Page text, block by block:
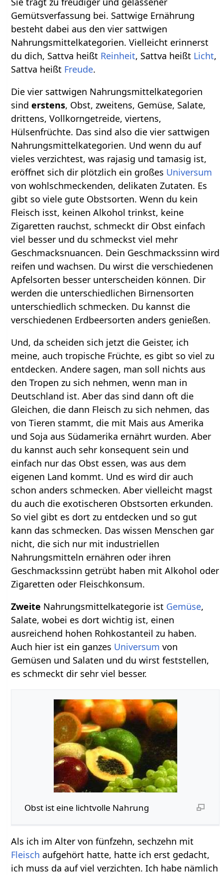
Gemütsverfassung bei. Sattwige Ernährung
besteht dabei aus den vier sattwigen
Nahrungsmittelkategorien. Vielleicht erinnerst
du dich, Sattva heißt Reinheit, Sattva heißt Licht,
Sattva heißt Freude.
Die vier sattwigen Nahrungsmittelkategorien
sinderstens, Obst, zweitens, Gemüse, Salate,
drittens, Vollkorngetreide, viertens,
Hülsenfrüchte. Das sind also die vier sattwigen
Nahrungsmittelkategorien. Und wenn du auf
vieles verzichtest, was rajasig und tamasig ist,
eröffnet sich dir plötzlich ein großes Universum
von wohlschmeckenden, delikaten Zutaten. Es
gibt so viele gute Obstsorten. Wenn du kein
Fleisch isst, keinen Alkohol trinkst, keine
Zigaretten rauchst, schmeckt dir Obst einfach
viel besser und du schmeckst viel mehr
Geschmacksnuancen. Dein Geschmackssinn wird
reifen und wachsen. Du wirst die verschiedenen
Apfelsorten besser unterscheiden können. Dir
werden die unterschiedlichen Birnensorten
unterschiedlich schmecken. Du kannst die
verschiedenen Erdbeersorten anders genießen.
Und, da scheiden sich jetzt die Geister, ich
meine, auch tropische Früchte, es gibt so viel zu
entdecken. Andere sagen, man soll nichts aus
den Tropen zu sich nehmen, wenn man in
Deutschland ist. Aber das sind dann oft die
Gleichen, die dann Fleisch zu sich nehmen, das
von Tieren stammt, die mit Mais aus Amerika
und Soja aus Südamerika ernährt wurden. Aber
du kannst auch sehr konsequent sein und
einfach nur das Obst essen, was aus dem
eigenen Land kommt. Und es wird dir auch
schon anders schmecken. Aber vielleicht magst
du auch die exotischeren Obstsorten erkunden.
So viel gibt es dort zu entdecken und so gut
kann das schmecken. Das wissen Menschen gar
nicht, die sich nur mit industriellen
Nahrungsmitteln ernähren oder ihren
Geschmackssinn getrübt haben mit Alkohol oder
Zigaretten oder Fleischkonsum.
Zweite Nahrungsmittelkategorie ist Gemüse,
Salate, wobei es dort wichtig ist, einen
ausreichend hohen Rohkostanteil zu haben.
Auch hier ist ein ganzes Universum von
Gemüsen und Salaten und du wirst feststellen,
es schmeckt dir sehr viel besser.
Obst ist eine lichtvolle Nahrung
Als ich im Alter von fünfzehn, sechzehn mit
Fleisch aufgehört hatte, hatte ich erst gedacht,
ich muss da auf viel verzichten. Ich habe nämlich